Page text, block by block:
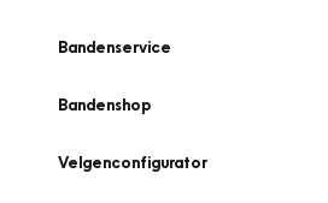
Bandenservice
Bandenshop
Velgenconfigurator